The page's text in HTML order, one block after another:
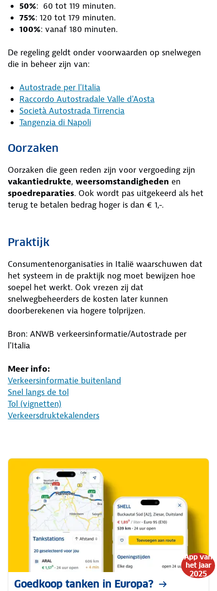
50%: 60 tot 119 minuten.
75%: 120 tot 179 minuten.
100%: vanaf 180 minuten.
De regeling geldt onder voorwaarden op snelwegen
die in beheer zijn van:
Autostrade per l'Italia
Raccordo Autostradale Valle d'Aosta
Società Autostrada Tirrencia
Tangenzia di Napoli
Oorzaken
Oorzaken die geen reden zijn voor vergoeding zijn
vakantiedrukte, weersomstandigheden en
spoedreparaties. Ook wordt pas uitgekeerd als het
terug te betalen bedrag hoger is dan € 1,-.
Praktijk
Consumentenorganisaties in Italië waarschuwen dat
het systeem in de praktijk nog moet bewijzen hoe
soepel het werkt. Ook vrezen zij dat
snelwegbeheerders de kosten later kunnen
doorberekenen via hogere tolprijzen.
Bron: ANWB verkeersinformatie/Autostrade per
l'Italia
Meer info:
Verkeersinformatie buitenland
Snel langs de tol
Tol (vignetten)
Verkeersdruktekalenders
App van
het jaar
2025
Goedkoop tanken in Europa?